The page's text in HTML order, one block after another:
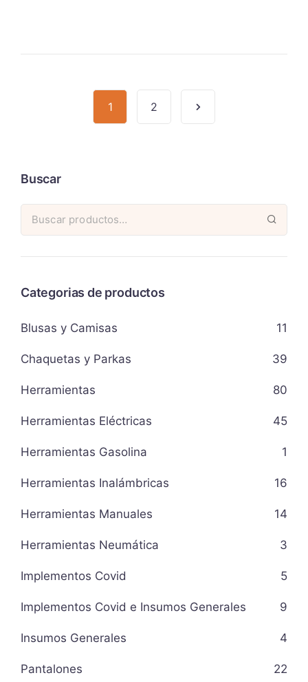
1 2
Buscar
Categorias de productos
Blusas y Camisas 11
Chaquetas y Parkas 39
Herramientas 80
Herramientas Eléctricas 45
Herramientas Gasolina 1
Herramientas Inalámbricas 16
Herramientas Manuales 14
Herramientas Neumática 3
Implementos Covid 5
Implementos Covid e Insumos Generales 9
Insumos Generales 4
Pantalones 22